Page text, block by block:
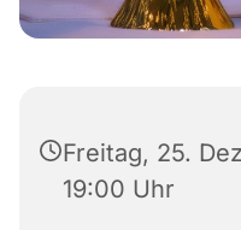
Freitag, 25.
19:00 Uhr